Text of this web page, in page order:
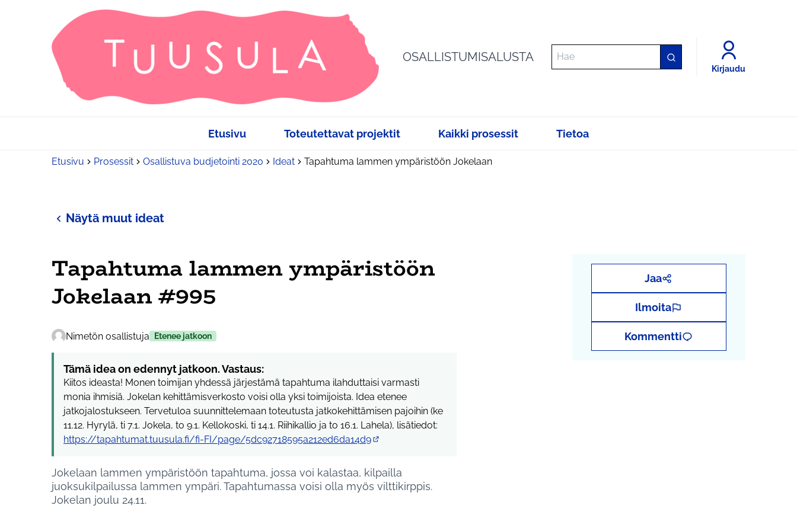
OSALLISTUMISALUSTA
Kirjaudu
Etusivu Toteutettavat projektit Kaikki prosessit Tietoa
Etusivu Prosessit Osallistuva budjetointi 2020 Ideat Tapahtuma lammen ympäristöön Jokelaan
Näytä muut ideat
Tapahtuma lammen ympäristöön
Jokelaan #995
Nimetön osallistuja Etenee jatkoon
Tämä idea on edennyt jatkoon. Vastaus:
Kiitos ideasta! Monen toimijan yhdessä järjestämä tapahtuma ilahduttaisi varmasti
monia ihmisiä. Jokelan kehittämisverkosto voisi olla yksi toimijoista. Idea etenee
jatkojalostukseen. Tervetuloa suunnittelemaan toteutusta jatkokehittämisen pajoihin (ke
11.12. Hyrylä, ti 7.1. Jokela, to 9.1. Kellokoski, ti 14.1. Riihikallio ja to 16.1. Lahela), lisätiedot:
https://tapahtumat.tuusula.fi/fi-FI/page/5dc92718595a212ed6da14d9
Jokelaan lammen ympäristöön tapahtuma, jossa voi kalastaa, kilpailla
juoksukilpailussa lammen ympäri. Tapahtumassa voisi olla myös vilttikirppis.
Jokelan joulu 24.11.
Jaa
Ilmoita
Kommentti